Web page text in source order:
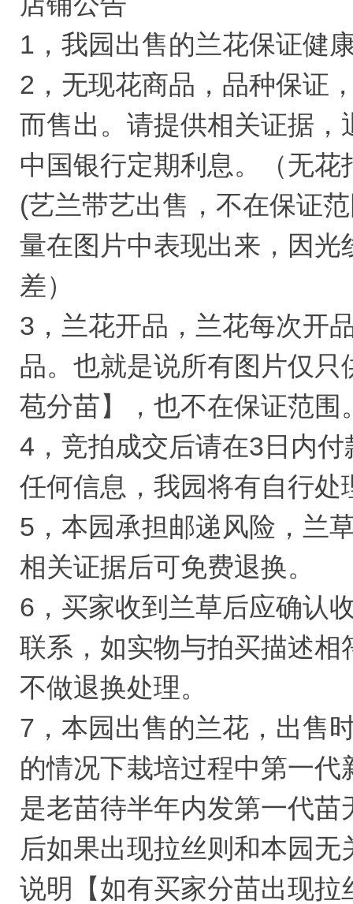
1，我园出售的兰花保证健
2，无现花商品，品种保证
而售出。请提供相关证据
中国银行定期利息。（无
(艺兰带艺出售，不在保证
量在图片中表现出来，因
差）
3，兰花开品，兰花每次开
品。也就是说所有图片仅
苞分苗】，也不在保证范围
4，竞拍成交后请在3日内
任何信息，我园将有自行
5，本园承担邮递风险，兰
相关证据后可免费退换。
6，买家收到兰草后应确认
联系，如实物与拍买描述
不做退换处理。
7，本园出售的兰花，出售
的情况下栽培过程中第一
是老苗待半年内发第一代
后如果出现拉丝则和本园
说明【如有买家分苗出现